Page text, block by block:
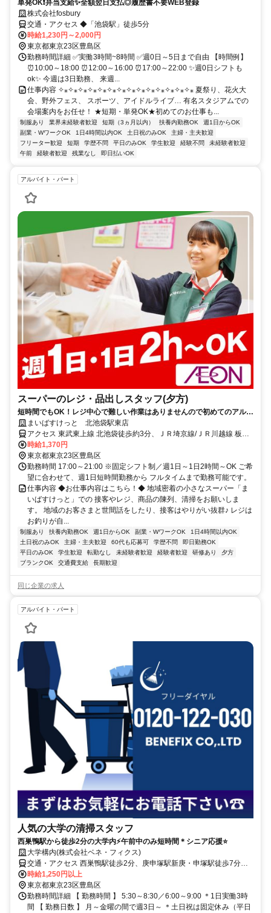
単発OK❗弁当支給✨全額翌日支払◎履歴書不要WEB登録
株式会社fosbury
交通・アクセス ◆「池袋駅」徒歩5分
時給1,230円～2,000円
東京都東京23区豊島区
勤務時間詳細 ✅実働3時間~8時間 ✅週0日～5日まで自由 【時間例】
⏰10:00～18:00 ⏰12:00～16:00 ⏰17:00～22:00 ✨週0日シフトも
ok✨ 今週は3日勤務、 来週...
仕事内容 ✧⁎✧⁎✧⁎✧⁎✧⁎✧⁎✧⁎✧⁎✧⁎✧⁎✧⁎✧⁎✧⁎✧⁎ 夏祭り、花火大
会、野外フェス、 スポーツ、アイドルライブ… 有名スタジアムでの
会場案内をお任せ！ ★短期・単発OK★初めてのお仕事も...
制服あり 業界未経験者歓迎 短期（3ヵ月以内） 扶養内勤務OK
週1日からOK
副業・WワークOK
1日4時間以内OK 土日祝のみOK
主婦・主夫歓迎
フリーター歓迎
短期 学歴不問 平日のみOK 学生歓迎 経験不問
未経験者歓迎
午前
経験者歓迎 残業なし 即日払いOK
アルバイト・パート
スーパーのレジ・品出しスタッフ(夕方)
短時間でもOK！レジ中心で難しい作業はありませんので初めてのアルバ
イトの方も安心です。学校帰りや本業後に働ける夕方シフト！まいばす
けっとで新しいバイトはじめよう！
まいばすけっと 北池袋駅東店
アクセス 東武東上線 北池袋徒歩約3分、ＪＲ埼京線/ＪＲ川越線 板橋
東口徒歩約8分、東武東上線 下板橋臨時口徒歩約10分 ★週1日～OK
★日祝時給50円UP
時給1,370円
東京都東京23区豊島区
勤務時間 17:00～21:00 ※固定シフト制／週1日～1日2時間～OK ご希
望に合わせて、週1日短時間勤務から フルタイムまで勤務可能です。
仕事内容 ◆お仕事内容はこちら！◆ 地域密着の小さなスーパー「ま
いばすけっと」での 接客やレジ、商品の陳列、清掃をお願いしま
す。 地域のお客さまと世間話をしたり、接客はやりがい抜群♪ レジは
お釣りが自...
制服あり 扶養内勤務OK 週1日からOK 副業・WワークOK
1日4時間以内OK
土日祝のみOK
主婦・主夫歓迎 60代も応募可 学歴不問
即日勤務OK
平日のみOK
学生歓迎 転勤なし 未経験者歓迎 経験者歓迎 研修あり
夕方
ブランクOK
交通費支給 長期歓迎
同じ企業の求人
アルバイト・パート
人気の大学の清掃スタッフ
西巣鴨駅から徒歩2分の大学内⚡午前中のみ短時間＊シニア応援⭐
大学構内(株式会社ベネ・フィクス)
交通・アクセス 西巣鴨駅徒歩2分、庚申塚駅新庚・申塚駅徒歩7分、
板橋駅徒歩10分、
時給1,250円以上
東京都東京23区豊島区
勤務時間詳細 【 勤務時間 】 5:30～8:30／6:00～9:00 ＊1日実働3時
間 【 勤務日数 】 月～金曜の間で週3日～ ＊土日祝は固定休み（平日